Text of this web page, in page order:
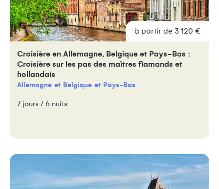
à partir de 3 120 €
Croisière en Allemagne, Belgique et Pays-Bas :
Croisière sur les pas des maîtres flamands et
hollandais
Allemagne Belgique Pays-Bas
7 jours / 6 nuits